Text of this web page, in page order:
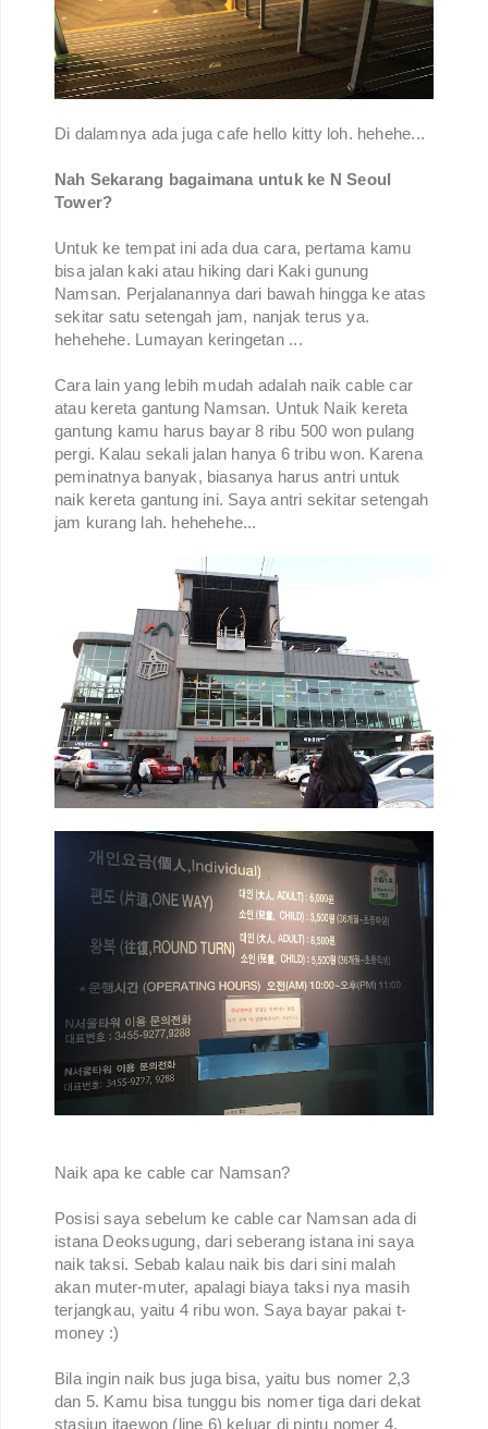
Di dalamnya ada juga cafe hello kitty loh. hehehe...
Nah Sekarang bagaimana untuk ke N Seoul
Tower?
Untuk ke tempat ini ada dua cara, pertama kamu
bisa jalan kaki atau hiking dari Kaki gunung
Namsan. Perjalanannya dari bawah hingga ke atas
sekitar satu setengah jam, nanjak terus ya.
hehehehe. Lumayan keringetan ...
Cara lain yang lebih mudah adalah naik cable car
atau kereta gantung Namsan. Untuk Naik kereta
gantung kamu harus bayar 8 ribu 500 won pulang
pergi. Kalau sekali jalan hanya 6 tribu won. Karena
peminatnya banyak, biasanya harus antri untuk
naik kereta gantung ini. Saya antri sekitar setengah
jam kurang lah. hehehehe...
Naik apa ke cable car Namsan?
Posisi saya sebelum ke cable car Namsan ada di
istana Deoksugung, dari seberang istana ini saya
naik taksi. Sebab kalau naik bis dari sini malah
akan muter-muter, apalagi biaya taksi nya masih
terjangkau, yaitu 4 ribu won. Saya bayar pakai t-
money :)
Bila ingin naik bus juga bisa, yaitu bus nomer 2,3
dan 5. Kamu bisa tunggu bis nomer tiga dari dekat
stasiun itaewon (line 6) keluar di pintu nomer 4.